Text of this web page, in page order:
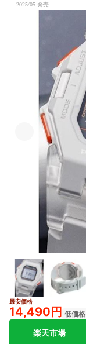
2025/05 発売
最安価格
14,490円 低価格
楽天市場